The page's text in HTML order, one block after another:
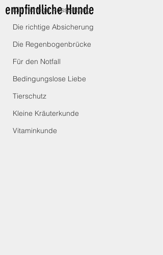
Die richtige Ausstattung
Die richtige Absicherung
Die Regenbogenbrücke
Für den Notfall
Bedingungslose Liebe
Tierschutz
Kleine Kräuterkunde
Vitaminkunde
empfindliche Hunde